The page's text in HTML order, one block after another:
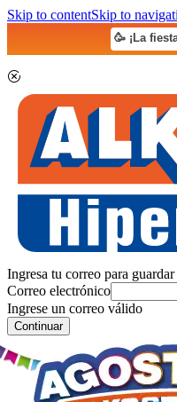
Skip to contentSkip to
🥳 ¡La
Ingresa tu correo para
Correo electrónico
Ingrese un correo válido
Continuar